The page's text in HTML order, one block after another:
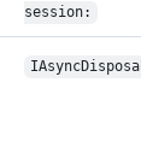
session: